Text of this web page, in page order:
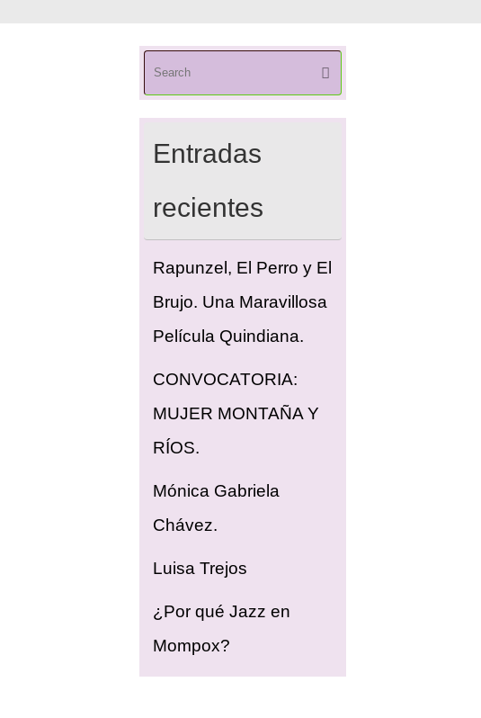
for:
Search
Entradas
recientes
Rapunzel, El Perro y El
Brujo. Una Maravillosa
Película Quindiana.
CONVOCATORIA:
MUJER MONTAÑA Y
RÍOS.
Mónica Gabriela
Chávez.
Luisa Trejos
¿Por qué Jazz en
Mompox?